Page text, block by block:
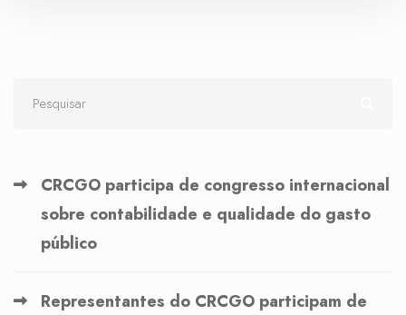
CRCGO participa de congresso internacional
sobre contabilidade e qualidade do gasto
público
Representantes do CRCGO participam de